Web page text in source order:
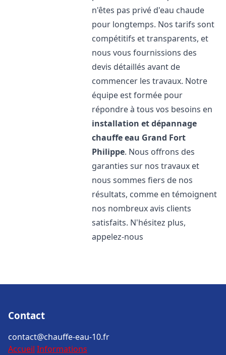
n'êtes pas privé d'eau chaude
pour longtemps. Nos tarifs sont
compétitifs et transparents, et
nous vous fournissions des
devis détaillés avant de
commencer les travaux. Notre
équipe est formée pour
répondre à tous vos besoins en
installation et dépannage
chauffe eau Grand Fort
Philippe. Nous offrons des
garanties sur nos travaux et
nous sommes fiers de nos
résultats, comme en témoignent
nos nombreux avis clients
satisfaits. N'hésitez plus,
appelez-nous
Contact
contact@chauffe-eau-10.fr
Accueil Informations